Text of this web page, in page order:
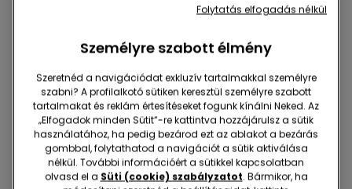
Zokni
990 Ft 295 Ft-70%
Személyre szabott élmény
Szeretnéd a navigációdat exkluzív tartalmakkal személyre
szabni? A profilalkotó sütiken keresztül személyre szabott
tartalmakat és reklám értesítéseket fogunk kínálni Neked. Az
„Elfogadok minden Sütit”-re kattintva hozzájárulsz a sütik
használatához, ha pedig bezárod ezt az ablakot a bezárás
gombbal, folytathatod a navigációt a sütik aktiválása
nélkül. További információért a sütikkel kapcsolatban
olvasd el a Süti (cookie) szabályzatot. Bármikor, ha
Folytatás elfogadás nélkül